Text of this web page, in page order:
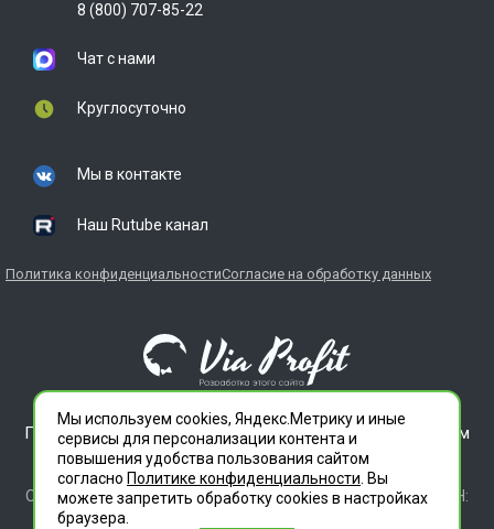
8 (800) 707-85-22
Чат с нами
Круглосуточно
Мы в контакте
Наш Rutube канал
Политика конфиденциальностиСогласие на обработку данных
ГЛАВДЕЗЦЕНТР является зарегистрированным товарным
знаком. Все права защищены.
ООО "СЛУЖБА ДЕЗИНФЕКЦИИ" 620012 СВЕРДЛОВСКАЯ
ОБЛАСТЬ Г. ЕКАТЕРИНБУРГ, УЛ. ИЛЬИЧА ДОМ 14 КВ 11 ИНН:
6686112972 ОГРН 1196658010020
Мы используем cookies, Яндекс.Метрику и иные
сервисы для персонализации контента и
повышения удобства пользования сайтом
согласно Политике конфиденциальности . Вы
можете запретить обработку сookies в настройках
браузера.